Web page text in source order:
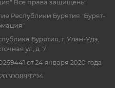
Все права защищены
Республики Бурятия "Бурят-
Бурятия, г. Улан-Удэ,
ул, д. 7
от 24 января 2020 года